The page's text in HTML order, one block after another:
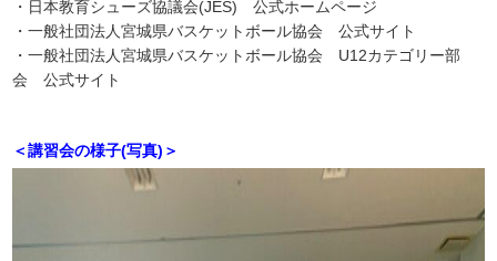
・ 日本教育シューズ協議会(JES) 公式ホームページ
・一般社団法人宮城県バスケットボール協会 公式サイト
・一般社団法人宮城県バスケットボール協会 U12カテゴリー部
会 公式サイト
＜講習会の様子(写真)＞